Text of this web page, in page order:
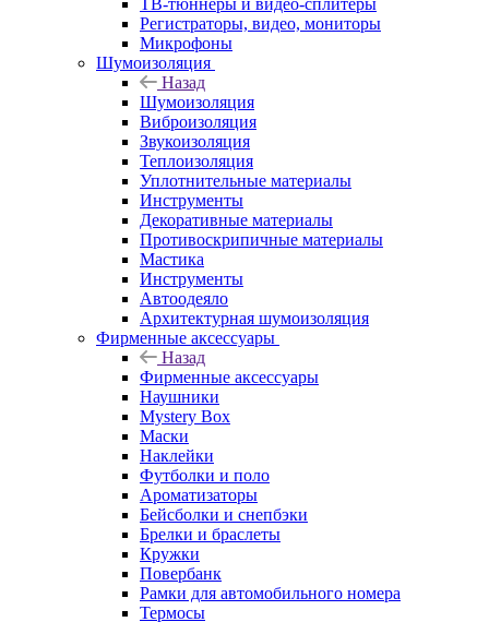
ТВ-тюннеры и видео-сплитеры
Регистраторы, видео, мониторы
Микрофоны
Шумоизоляция
Назад
Шумоизоляция
Виброизоляция
Звукоизоляция
Теплоизоляция
Уплотнительные материалы
Инструменты
Декоративные материалы
Противоскрипичные материалы
Мастика
Инструменты
Автоодеяло
Архитектурная шумоизоляция
Фирменные аксессуары
Назад
Фирменные аксессуары
Наушники
Mystery Box
Маски
Наклейки
Футболки и поло
Ароматизаторы
Бейсболки и снепбэки
Брелки и браслеты
Кружки
Повербанк
Рамки для автомобильного номера
Термосы